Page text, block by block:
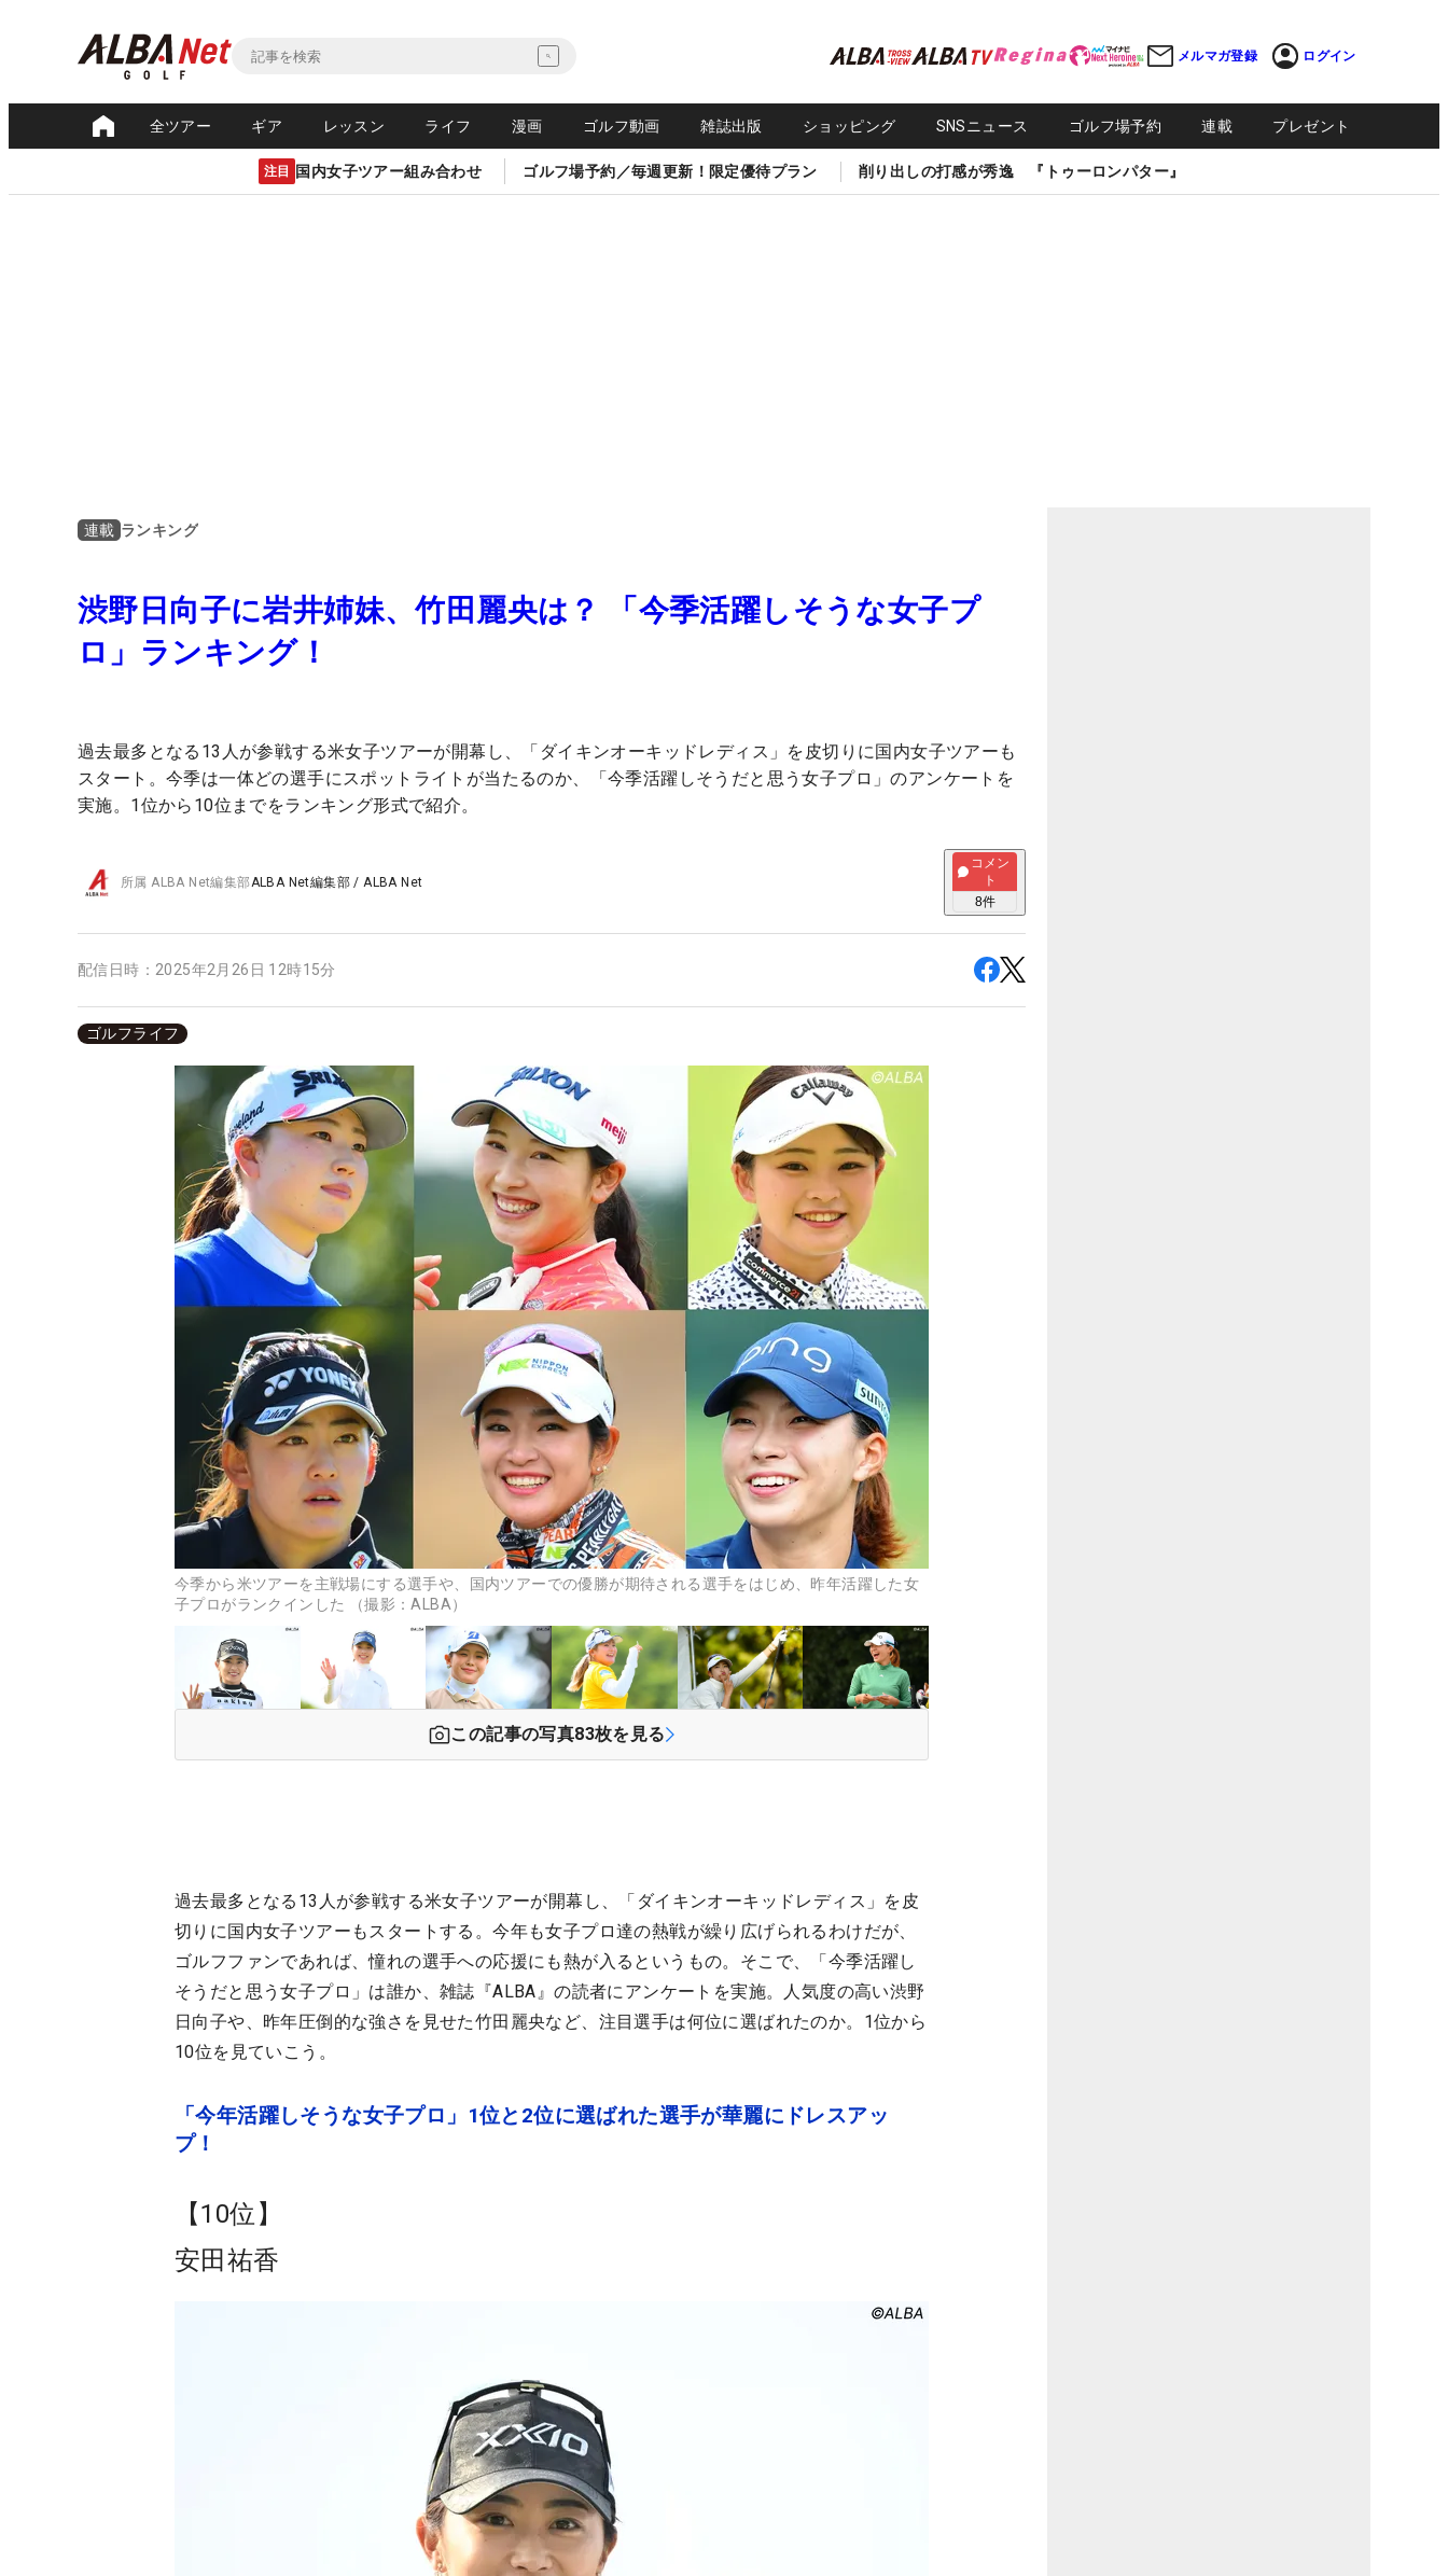
メルマガ登録 ログイン
全ツアー ギア レッスン ライフ 漫画 ゴルフ動画 雑誌出版 ショッピング SNSニュース ゴルフ場予約 連載 プレゼント
注目 国内女子ツアー組み合わせ ゴルフ場予約／毎週更新！限定優待プラン 削り出しの打感が秀逸 『トゥーロンパター』
連載 ランキング
渋野日向子に岩井姉妹、竹田麗央は？ 「今季活躍しそうな女子プ
ロ」ランキング！
過去最多となる13人が参戦する米女子ツアーが開幕し、「ダイキンオーキッドレディス」を皮切りに国内女子ツアーも
スタート。今季は一体どの選手にスポットライトが当たるのか、「今季活躍しそうだと思う女子プロ」のアンケートを
実施。1位から10位までをランキング形式で紹介。
所属 ALBA Net編集部ALBA Net編集部 / ALBA Net
コメン
ト
8件
配信日時： 2025年2月26日 12時15分
ゴルフライフ
今季から米ツアーを主戦場にする選手や、国内ツアーでの優勝が期待される選手をはじめ、昨年活躍した女
子プロがランクインした （撮影：ALBA）
この記事の写真83枚を見る
過去最多となる13人が参戦する米女子ツアーが開幕し、「ダイキンオーキッドレディス」を皮
切りに国内女子ツアーもスタートする。今年も女子プロ達の熱戦が繰り広げられるわけだが、
ゴルフファンであれば、憧れの選手への応援にも熱が入るというもの。そこで、「今季活躍し
そうだと思う女子プロ」は誰か、雑誌『ALBA』の読者にアンケートを実施。人気度の高い渋野
日向子や、昨年圧倒的な強さを見せた竹田麗央など、注目選手は何位に選ばれたのか。1位から
10位を見ていこう。
「今年活躍しそうな女子プロ」1位と2位に選ばれた選手が華麗にドレスアッ
プ！
【10位】
安田祐香